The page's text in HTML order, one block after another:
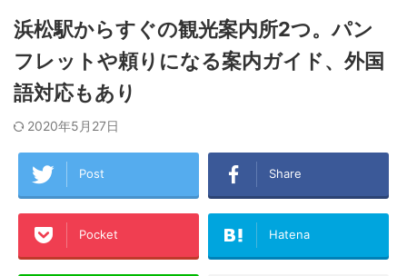
浜松駅からすぐの観光案内所2つ。パン
フレットや頼りになる案内ガイド、外国
語対応もあり
2020年5月27日
Post Share
Pocket Hatena